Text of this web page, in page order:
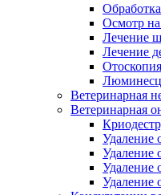
Осмотр
Лечение
Лечение
Ветеринарная
Ветеринарная
Удаление
Удаление
Удаление
Удаление